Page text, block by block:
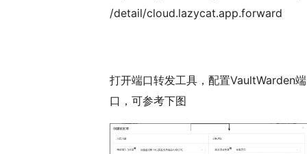
/detail/cloud.lazycat.app.forward
打开端口转发工具，配置VaultWarden端
口，可参考下图